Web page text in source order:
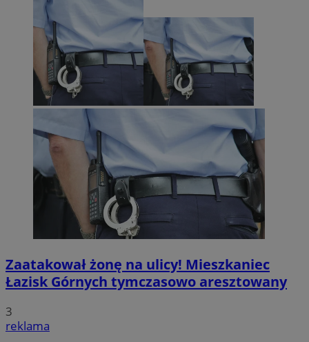
Zaatakował żonę na ulicy! Mieszkaniec
Łazisk Górnych tymczasowo aresztowany
3
reklama